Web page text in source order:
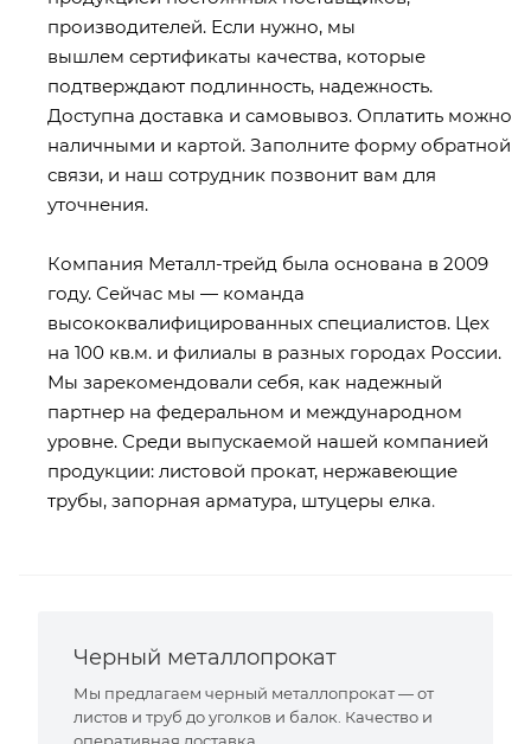
производителей. Если нужно, мы
вышлем сертификаты качества, которые
подтверждают подлинность, надежность.
Доступна доставка и самовывоз. Оплатить можно
наличными и картой. Заполните форму обратной
связи, и наш сотрудник позвонит вам для
уточнения.
Компания Металл-трейд была основана в 2009
году. Сейчас мы — команда
высококвалифицированных специалистов. Цех
на 100 кв.м. и филиалы в разных городах России.
Мы зарекомендовали себя, как надежный
партнер на федеральном и международном
уровне. Среди выпускаемой нашей компанией
продукции: листовой прокат, нержавеющие
трубы, запорная арматура, штуцеры елка.
Черный металлопрокат
Мы предлагаем черный металлопрокат — от
листов и труб до уголков и балок. Качество и